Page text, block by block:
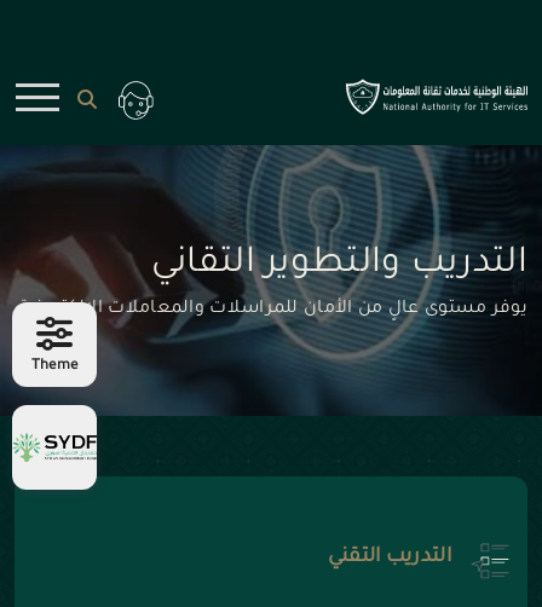
Theme
التدريب والتطوير التقاني
يوفر مستوى عالٍ من الأمان للمراسلات والمعاملات الإلكترونية
التدريب التقني